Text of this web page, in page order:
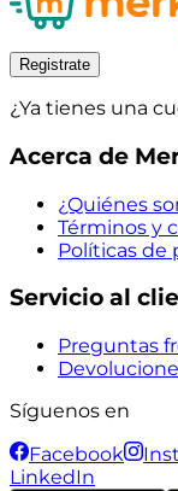
Registrate
¿Ya tienes una
Acerca de
¿Quiénes
Términos y
Políticas de
Servicio al
Preguntas
Síguenos en
Facebook
LinkedIn